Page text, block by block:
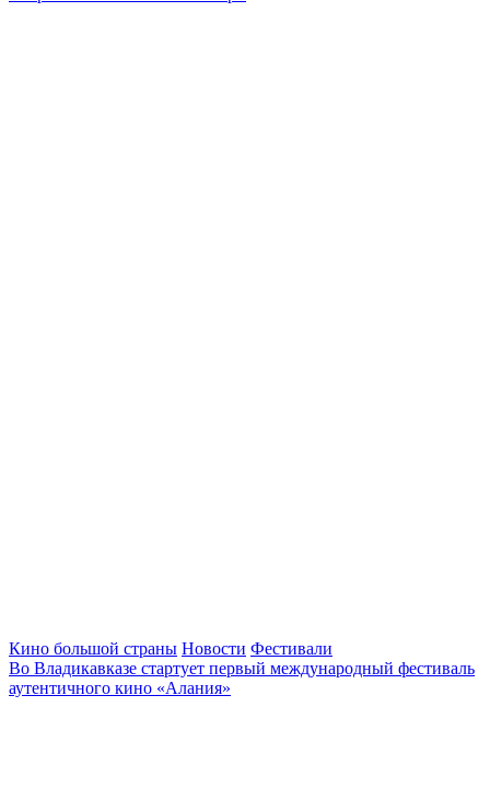
Кино большой страны Новости Фестивали
Во Владикавказе стартует первый международный фестиваль
аутентичного кино «Алания»